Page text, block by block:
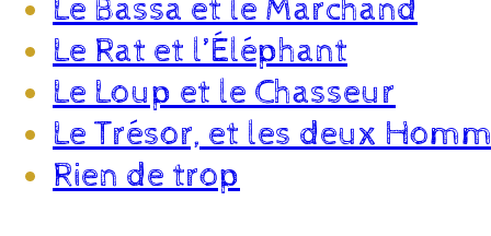
Le Bassa et le Marchand
Le Rat et l’Éléphant
Le Loup et le Chasseur
Le Trésor, et les deux
Rien de trop